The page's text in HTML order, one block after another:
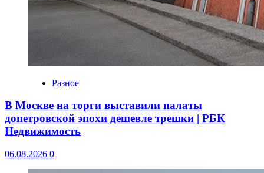
Разное
В Москве на торги выставили палаты
допетровской эпохи дешевле трешки | РБК
Недвижимость
06.08.2026 0